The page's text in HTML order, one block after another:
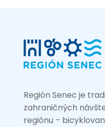
Región Senec je
zahraničných
regiónu –